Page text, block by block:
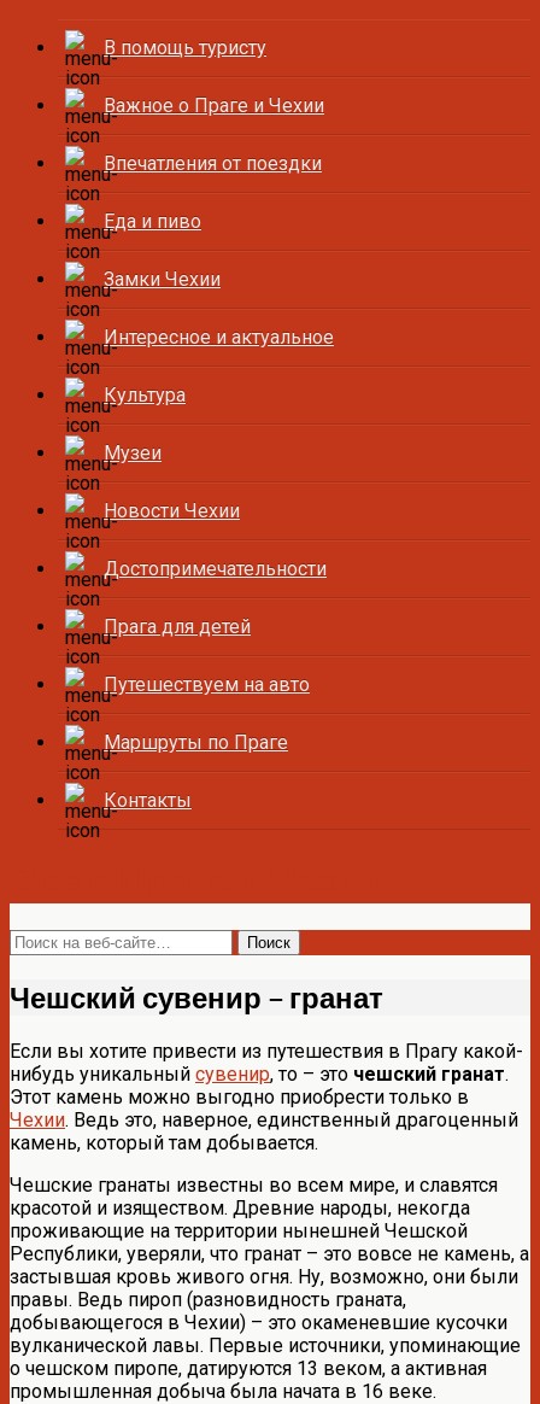
В помощь туристу
Важное о Праге и Чехии
Впечатления от поездки
Еда и пиво
Замки Чехии
Интересное и актуальное
Культура
Музеи
Новости Чехии
Достопримечательности
Прага для детей
Путешествуем на авто
Маршруты по Праге
Контакты
Чешский сувенир – гранат
Если вы хотите привести из путешествия в Прагу какой-
нибудь уникальный сувенир, то – это чешский гранат.
Этот камень можно выгодно приобрести только в
Чехии. Ведь это, наверное, единственный драгоценный
камень, который там добывается.
Чешские гранаты известны во всем мире, и славятся
красотой и изяществом. Древние народы, некогда
проживающие на территории нынешней Чешской
Республики, уверяли, что гранат – это вовсе не камень, а
застывшая кровь живого огня. Ну, возможно, они были
правы. Ведь пироп (разновидность граната,
добывающегося в Чехии) – это окаменевшие кусочки
вулканической лавы. Первые источники, упоминающие
о чешском пиропе, датируются 13 веком, а активная
промышленная добыча была начата в 16 веке.